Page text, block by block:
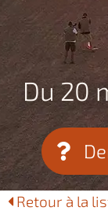
Du 20
Retour à la